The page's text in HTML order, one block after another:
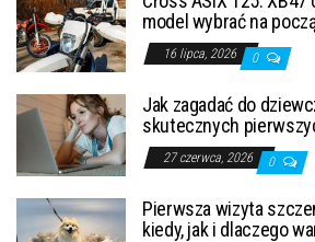
model wybrać na
16 lipca, 2026 0
Jak zagadać do
skutecznych
27 czerwca, 2026 0
Pierwsza wizyta
kiedy, jak i dlaczego